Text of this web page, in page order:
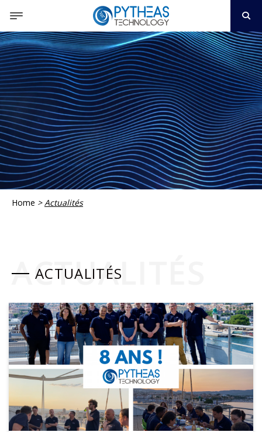
Home > Actualités
ACTUALITÉS
ACTUALITÉS